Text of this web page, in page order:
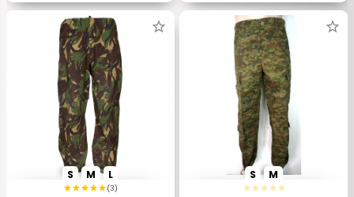
(3)
S M L S M